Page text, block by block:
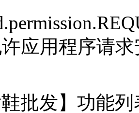
应用程序请求
鞋批发】功能列